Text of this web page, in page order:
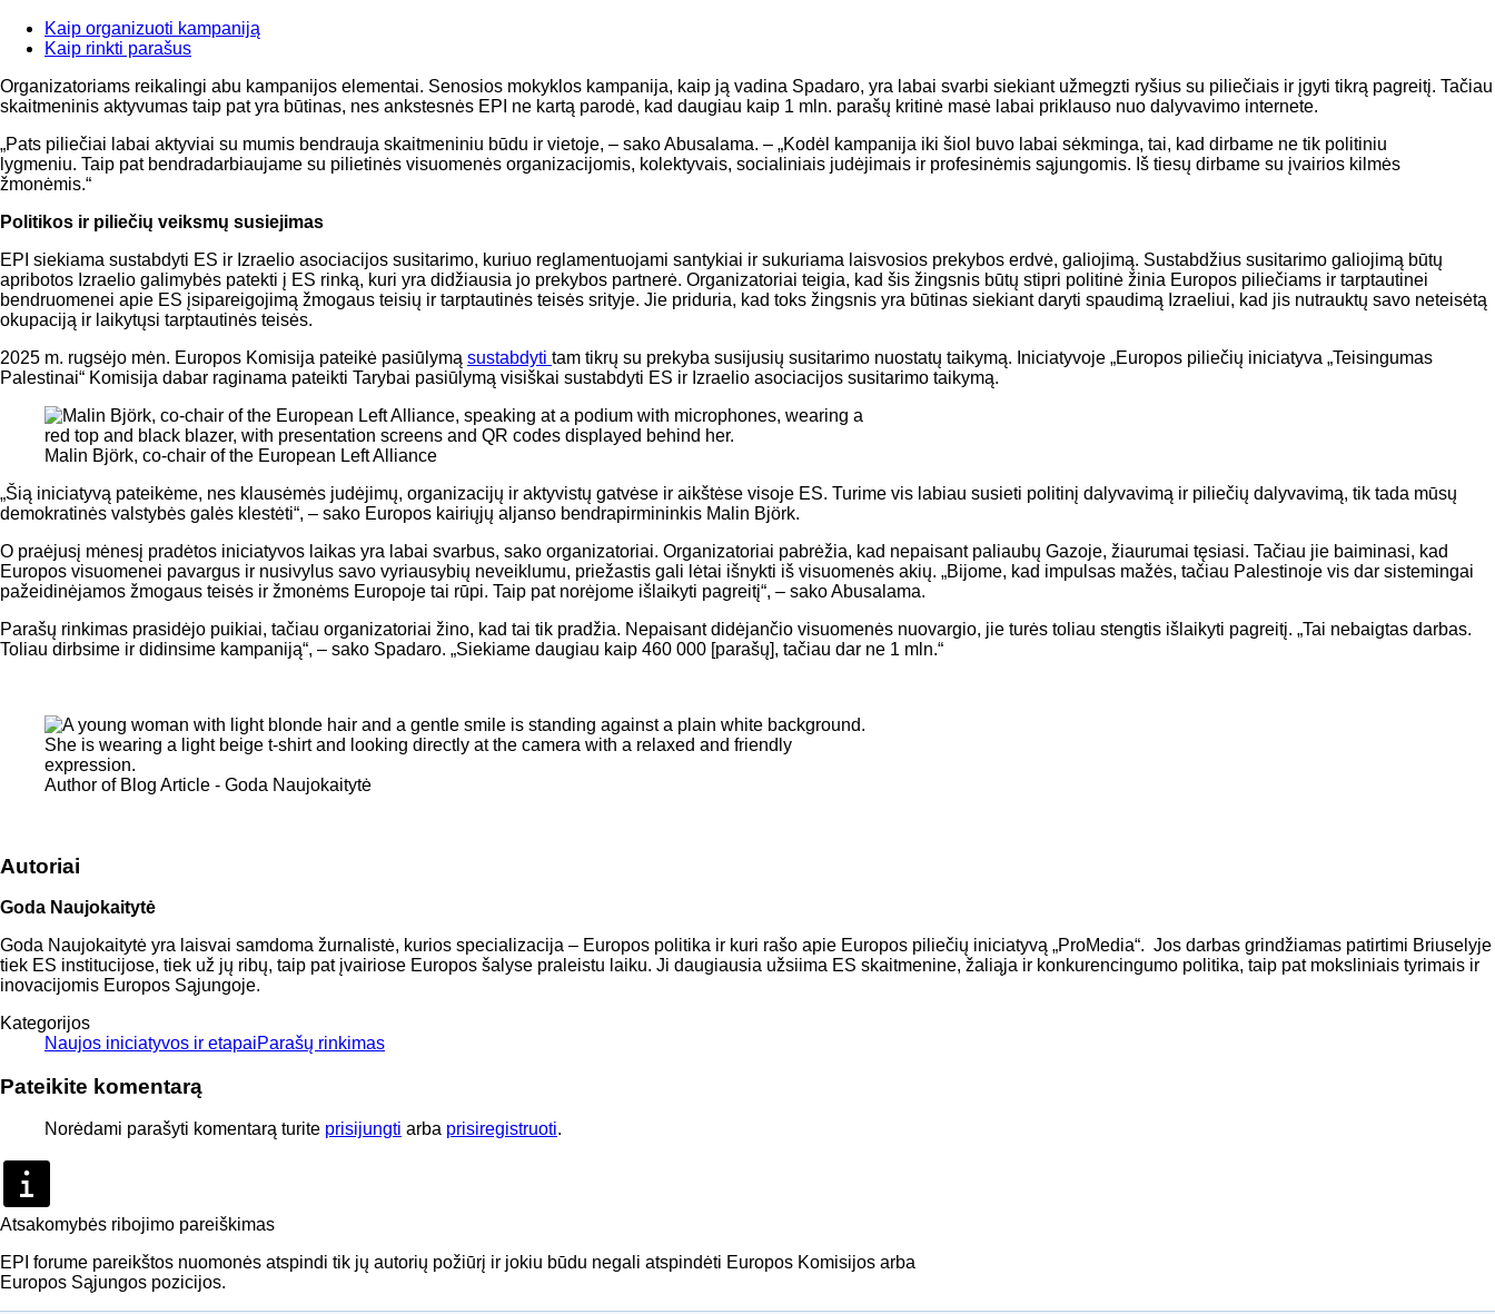
Kaip organizuoti kampaniją
Kaip rinkti parašus
Organizatoriams reikalingi abu kampanijos elementai. Senosios mokyklos kampanija, kaip ją vadina Spadaro, yra labai svarbi siekiant užmegzti ryšius su piliečiais ir įgyti tikrą pagreitį. Tačiau
skaitmeninis aktyvumas taip pat yra būtinas, nes ankstesnės EPI ne kartą parodė, kad daugiau kaip 1 mln. parašų kritinė masė labai priklauso nuo dalyvavimo internete.
„Pats piliečiai labai aktyviai su mumis bendrauja skaitmeniniu būdu ir vietoje, – sako Abusalama. – „Kodėl kampanija iki šiol buvo labai sėkminga, tai, kad dirbame ne tik politiniu
lygmeniu. Taip pat bendradarbiaujame su pilietinės visuomenės organizacijomis, kolektyvais, socialiniais judėjimais ir profesinėmis sąjungomis. Iš tiesų dirbame su įvairios kilmės
žmonėmis.“
Politikos ir piliečių veiksmų susiejimas
EPI siekiama sustabdyti ES ir Izraelio asociacijos susitarimo, kuriuo reglamentuojami santykiai ir sukuriama laisvosios prekybos erdvė, galiojimą. Sustabdžius susitarimo galiojimą būtų
apribotos Izraelio galimybės patekti į ES rinką, kuri yra didžiausia jo prekybos partnerė. Organizatoriai teigia, kad šis žingsnis būtų stipri politinė žinia Europos piliečiams ir tarptautinei
bendruomenei apie ES įsipareigojimą žmogaus teisių ir tarptautinės teisės srityje. Jie priduria, kad toks žingsnis yra būtinas siekiant daryti spaudimą Izraeliui, kad jis nutrauktų savo neteisėtą
okupaciją ir laikytųsi tarptautinės teisės.
2025 m. rugsėjo mėn. Europos Komisija pateikė pasiūlymą sustabdyti tam tikrų su prekyba susijusių susitarimo nuostatų taikymą. Iniciatyvoje „Europos piliečių iniciatyva „Teisingumas
Palestinai“ Komisija dabar raginama pateikti Tarybai pasiūlymą visiškai sustabdyti ES ir Izraelio asociacijos susitarimo taikymą.
Malin Björk, co-chair of the European Left Alliance
„Šią iniciatyvą pateikėme, nes klausėmės judėjimų, organizacijų ir aktyvistų gatvėse ir aikštėse visoje ES. Turime vis labiau susieti politinį dalyvavimą ir piliečių dalyvavimą, tik tada mūsų
demokratinės valstybės galės klestėti“, – sako Europos kairiųjų aljanso bendrapirmininkis Malin Björk.
O praėjusį mėnesį pradėtos iniciatyvos laikas yra labai svarbus, sako organizatoriai. Organizatoriai pabrėžia, kad nepaisant paliaubų Gazoje, žiaurumai tęsiasi. Tačiau jie baiminasi, kad
Europos visuomenei pavargus ir nusivylus savo vyriausybių neveiklumu, priežastis gali lėtai išnykti iš visuomenės akių. „Bijome, kad impulsas mažės, tačiau Palestinoje vis dar sistemingai
pažeidinėjamos žmogaus teisės ir žmonėms Europoje tai rūpi. Taip pat norėjome išlaikyti pagreitį“, – sako Abusalama.
Parašų rinkimas prasidėjo puikiai, tačiau organizatoriai žino, kad tai tik pradžia. Nepaisant didėjančio visuomenės nuovargio, jie turės toliau stengtis išlaikyti pagreitį. „Tai nebaigtas darbas.
Toliau dirbsime ir didinsime kampaniją“, – sako Spadaro. „Siekiame daugiau kaip 460 000 [parašų], tačiau dar ne 1 mln.“
Author of Blog Article - Goda Naujokaitytė
Autoriai
Goda Naujokaitytė
Goda Naujokaitytė yra laisvai samdoma žurnalistė, kurios specializacija – Europos politika ir kuri rašo apie Europos piliečių iniciatyvą „ProMedia“. Jos darbas grindžiamas patirtimi Briuselyje
tiek ES institucijose, tiek už jų ribų, taip pat įvairiose Europos šalyse praleistu laiku. Ji daugiausia užsiima ES skaitmenine, žaliąja ir konkurencingumo politika, taip pat moksliniais tyrimais ir
inovacijomis Europos Sąjungoje.
Kategorijos
Naujos iniciatyvos ir etapaiParašų rinkimas
Pateikite komentarą
Norėdami parašyti komentarą turite prisijungti arba prisiregistruoti.
Atsakomybės ribojimo pareiškimas
EPI forume pareikštos nuomonės atspindi tik jų autorių požiūrį ir jokiu būdu negali atspindėti Europos Komisijos arba
Europos Sąjungos pozicijos.